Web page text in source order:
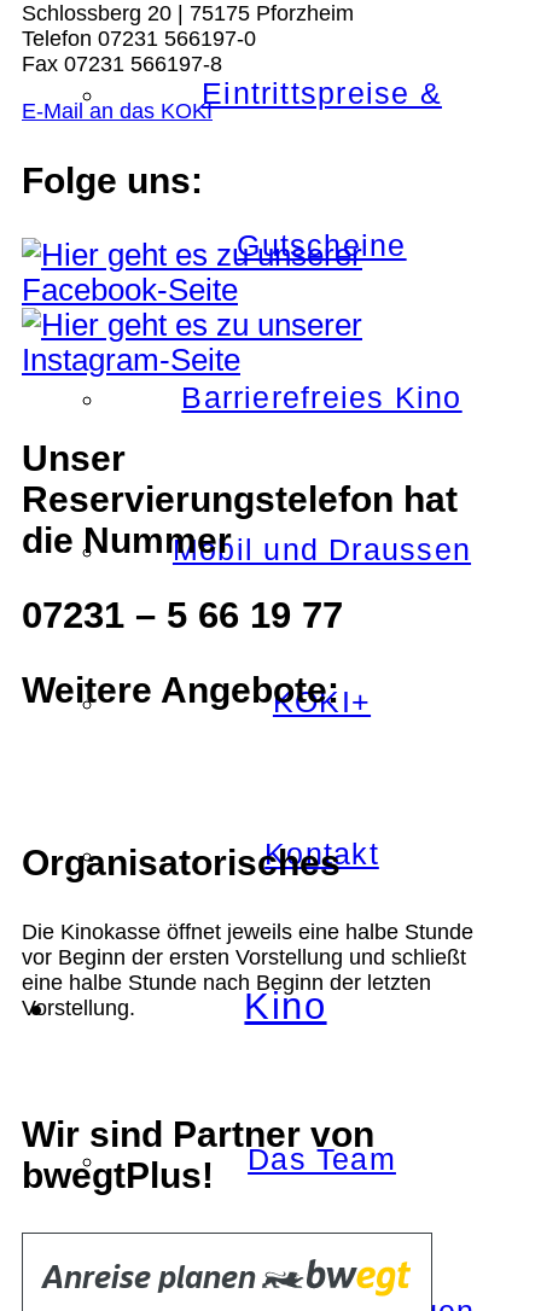
Eintrittspreise &
Gutscheine
Barrierefreies Kino
Mobil und Draussen
KOKI+
Kontakt
Kino
Das Team
Schlossberg 20 | 75175 Pforzheim
Telefon 07231 566197-0
Fax 07231 566197-8
E-Mail an das KOKI
Folge uns:
Unser
Reservierungstelefon hat
die Nummer
07231 – 5 66 19 77
Weitere Angebote:
Organisatorisches
Die Kinokasse öffnet jeweils eine halbe Stunde
vor Beginn der ersten Vorstellung und schließt
eine halbe Stunde nach Beginn der letzten
Vorstellung.
Wir sind Partner von
bwegtPlus!